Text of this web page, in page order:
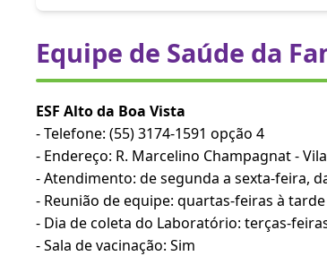
Equipe de Saúde da
ESF Alto da Boa Vista
- Telefone: (55) 3174-1591 opção 4
- Endereço: R. Marcelino Champagnat -
- Atendimento: de segunda a sexta-feira,
- Reunião de equipe: quartas-feiras à tarde
- Dia de coleta do Laboratório: terças-
- Sala de vacinação: Sim